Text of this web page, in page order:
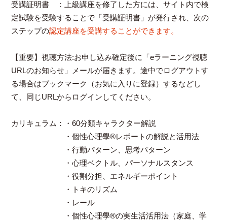
受講証明書 ：上級講座を修了した方には、サイト内で検
定試験を受験することで「受講証明書」が発行され、次の
ステップの認定講座を受講することができます。
【重要】視聴方法:お申し込み確定後に「eラーニング視聴
URLのお知らせ」メールが届きます。途中でログアウトす
る場合はブックマーク（お気に入りに登録）するなどし
て、同じURLからログインしてください。
カリキュラム：・60分類キャラクター解説
・個性心理學®レポートの解説と活用法
・行動パターン、思考パターン
・心理ベクトル、パーソナルスタンス
・役割分担、エネルギーポイント
・トキのリズム
・レール
・個性心理學®の実生活活用法（家庭、学